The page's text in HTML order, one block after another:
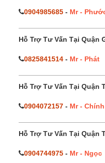
0904985685 - Mr -
Hỗ Trợ Tư Vấn Tại Quận
0825841514 - Mr - Phát
Hỗ Trợ Tư Vấn Tại Quận
0904072157 - Mr - Chính
Hỗ Trợ Tư Vấn Tại Quận
0904744975 - Mr - Ngọc